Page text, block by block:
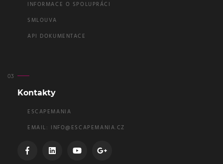
INFORMACE O SPOLUPRÁCI
SMLOUVA
API DOKUMENTACE
Kontakty
ESCAPEMANIA
EMAIL: INFO@ESCAPEMANIA.CZ